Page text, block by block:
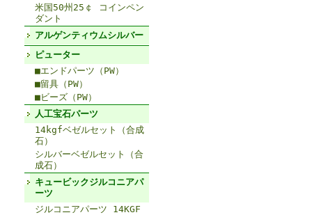
米国50州25￠ コインペン
ダント
アルゲンティウムシルバー
ピューター
■エンドパーツ（PW）
■留具（PW）
■ビーズ（PW）
人工宝石パーツ
14kgfベゼルセット（合成
石）
シルバーベゼルセット（合
成石）
キュービックジルコニアパ
ーツ
ジルコニアパーツ 14KGF